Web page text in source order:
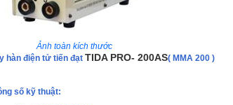
Ảnh toàn kích thước
hàn điện tử tiến đạt TIDA PRO- 200AS( MMA 200 )
số kỹ thuật: